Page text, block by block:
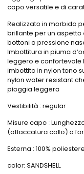
capo versatile e di
Realizzato in morbido
brillante per un
bottoni a pressione
Imbottitura in piuma
leggero e confortevole
imbottito in nylon tono
nylon water resistant
pioggia leggera
Vestibilità : regular
Misure capo :
(attaccatura collo) a
Esterna : 100%
color: SANDSHELL